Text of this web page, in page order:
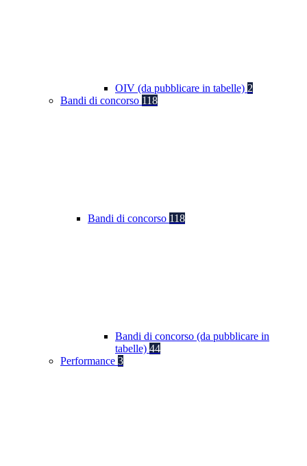
OIV (da pubblicare in tabelle) 2
Bandi di concorso 118
Bandi di concorso 118
Bandi di concorso (da pubblicare in
tabelle) 44
Performance 3